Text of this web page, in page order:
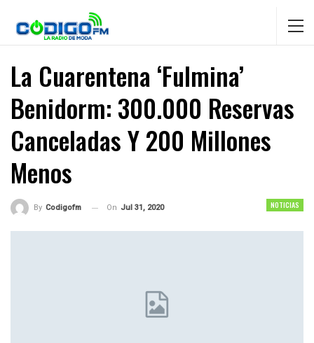
La Cuarentena ‘fulmina’
Benidorm: 300.000 Reservas
Canceladas Y 200 Millones
Menos
NOTICIAS
By Codigofm On Jul 31, 2020